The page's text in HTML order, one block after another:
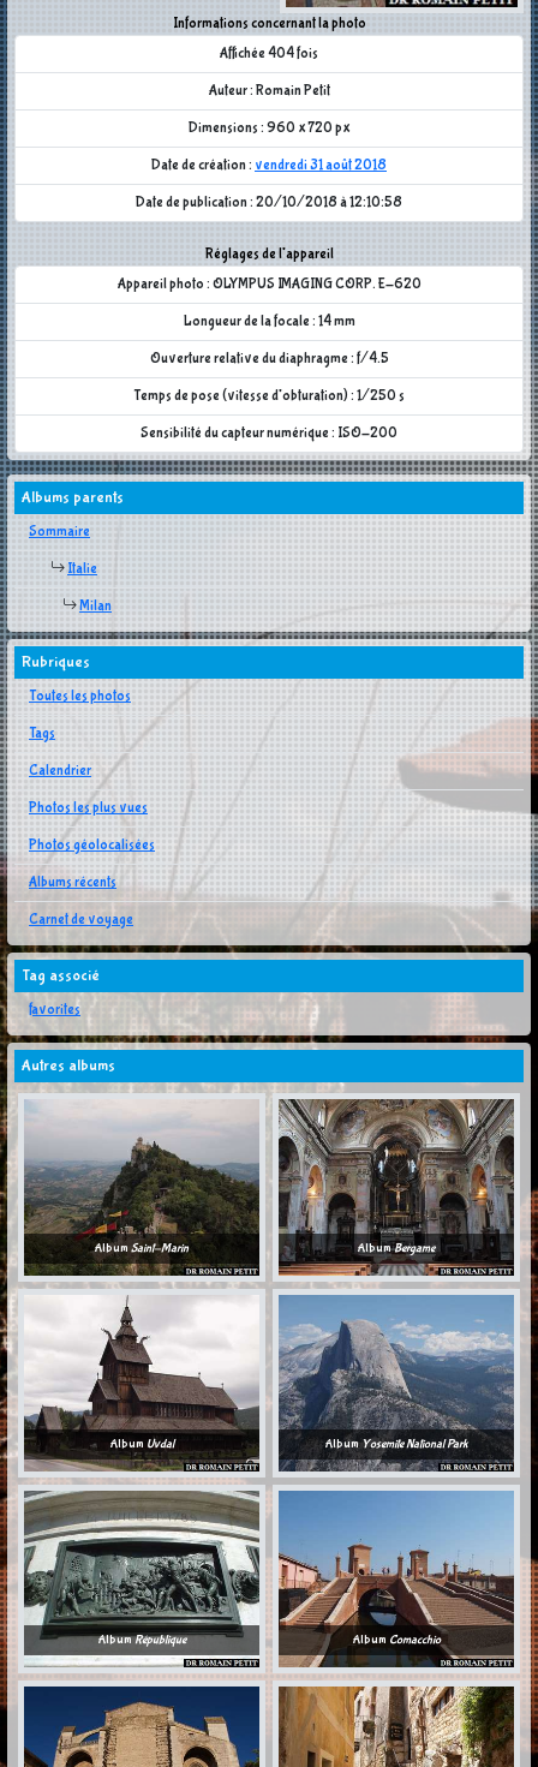
Informations concernant la photo
Affichée 404 fois
Auteur : Romain Petit
Dimensions : 960 x 720 px
Date de création : vendredi 31 août 2018
Date de publication : 20/10/2018 à 12:10:58
Réglages de l'appareil
Appareil photo : OLYMPUS IMAGING CORP. E-620
Longueur de la focale : 14 mm
Ouverture relative du diaphragme : f/4.5
Temps de pose (vitesse d'obturation) : 1/250 s
Sensibilité du capteur numérique : ISO-200
Albums parents
Sommaire
Italie
Milan
Rubriques
Toutes les photos
Tags
Calendrier
Photos les plus vues
Photos géolocalisées
Albums récents
Carnet de voyage
Tag associé
favorites
Autres albums
Album Saint-Marin AlbumBergame
Album Uvdal AlbumYosemite National Park
AlbumRépublique Album Comacchio